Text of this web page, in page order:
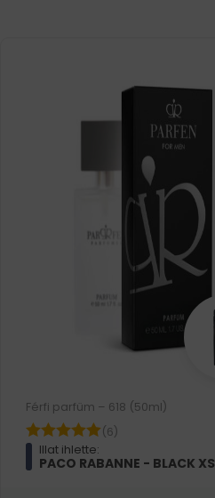
Férfi parfüm – 618 (50ml)
(6)
Illat ihlette:
PACO RABANNE - BLACK XS